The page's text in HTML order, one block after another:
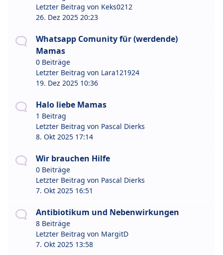
Letzter Beitrag von Keks0212
26. Dez 2025 20:23
Whatsapp Comunity für (werdende)
Mamas
0 Beiträge
Letzter Beitrag von Lara121924
19. Dez 2025 10:36
Halo liebe Mamas
1 Beitrag
Letzter Beitrag von Pascal Dierks
8. Okt 2025 17:14
Wir brauchen Hilfe
0 Beiträge
Letzter Beitrag von Pascal Dierks
7. Okt 2025 16:51
Antibiotikum und Nebenwirkungen
8 Beiträge
Letzter Beitrag von MargitD
7. Okt 2025 13:58